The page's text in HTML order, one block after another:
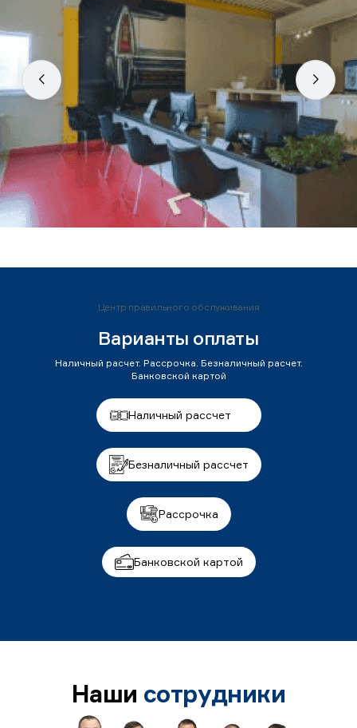
Центр правильного обслуживания
Варианты оплаты
Наличный расчет. Рассрочка. Безналичный расчет.
Банковской картой
Наличный рассчет
Безналичный рассчет
Рассрочка
Банковской картой
Наши сотрудники